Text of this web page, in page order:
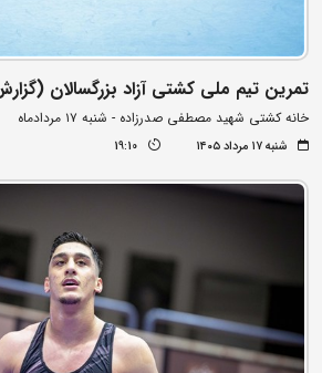
تمرین تیم ملی کشتی آزاد بزرگسالان
خانه کشتی شهید مصطفی صدرزاده - شنبه ۱۷ مردادماه
شنبه ۱۷ مرداد ۱۴۰۵ 19:10